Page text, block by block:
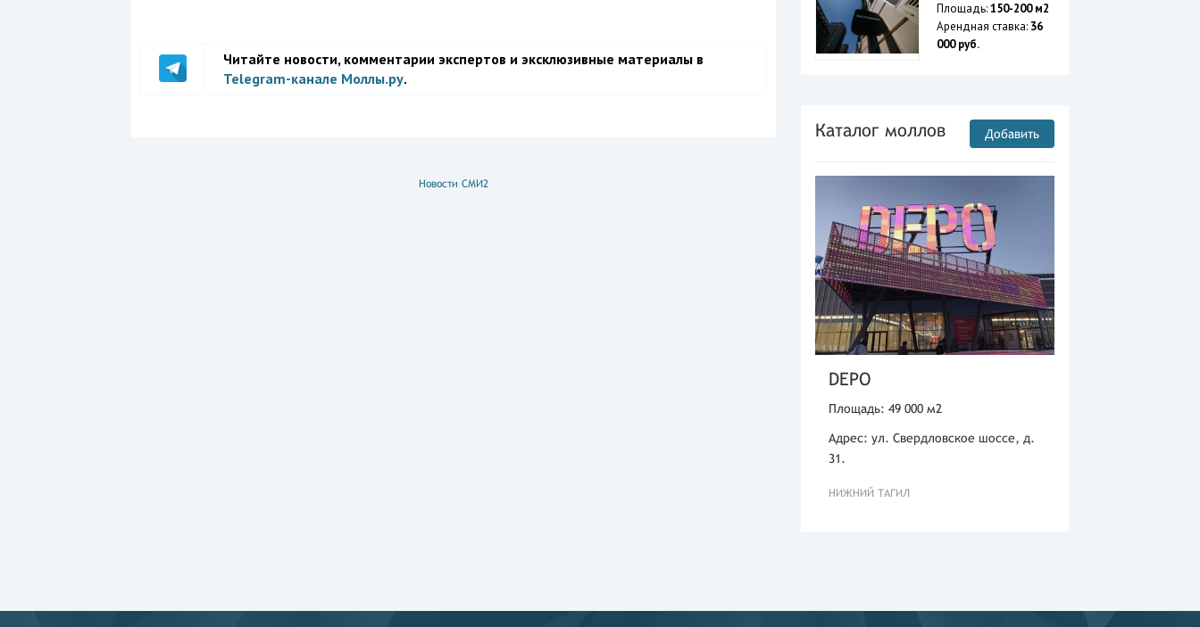
Читайте новости, комментарии экспертов и эксклюзивные материалы в
Telegram-канале Моллы.ру.
Новости СМИ2
Площадь:150-200 м2
Арендная ставка: 36
000 руб.
Каталог моллов Добавить
DEPO
Площадь: 49 000 м2
Адрес: ул. Свердловское шоссе, д.
31.
НИЖНИЙ ТАГИЛ